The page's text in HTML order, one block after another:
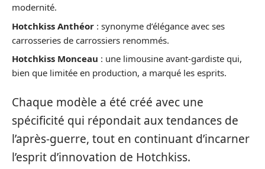
modernité.
Hotchkiss Anthéor : synonyme d’élégance avec ses
carrosseries de carrossiers renommés.
Hotchkiss Monceau : une limousine avant-gardiste qui,
bien que limitée en production, a marqué les esprits.
Chaque modèle a été créé avec une
spécificité qui répondait aux tendances de
l’après-guerre, tout en continuant d’incarner
l’esprit d’innovation de Hotchkiss.